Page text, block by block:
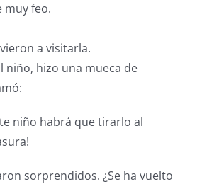
muy feo.
a visitarla.
niño, hizo una mueca de
niño habrá que tirarlo al
sorprendidos. ¿Se ha vuelto